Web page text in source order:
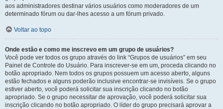
aos administradores destinar vários usuários como moderadores de um
determinado fórum ou dar-lhes acesso a um fórum privado.
Voltar ao topo
Onde estão e como me inscrevo em um grupo de usuários?
Você pode ver todos os grupo através do link “Grupos de usuários” em seu
Painel de Controle do Usuário. Para inscrever-se em um, proceda clicando no
botão apropriado. Nem todos os grupos possuem um acesso aberto, alguns
estão fechados e alguns poderão inclusive encontrar-se invisíveis. Se o grupo
estiver aberto, você poderá solicitar sua inscrição clicando no botão
apropriado. Se o grupo necessitar de aprovação, você poderá solicitar sua
inscrição clicando no botão apropriado. O líder do grupo precisará aprovar a